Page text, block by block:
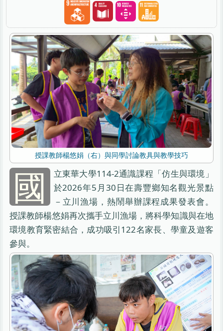
授課教師楊悠娟（右）與同學討論教具與教學技巧
國
立東華大學114-2通識課程「仿生與環境」
於2026年5月30日在壽豐鄉知名觀光景點
－立川漁場，熱鬧舉辦課程成果發表會。
授課教師楊悠娟再次攜手立川漁場，將科學知識與在地
環境教育緊密結合，成功吸引122名家長、學童及遊客
參與。